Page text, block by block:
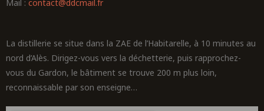
Mail : contact@ddcmail.fr
La distillerie se situe dans la ZAE de l’Habitarelle, à 10 minutes au
nord d’Alès. Dirigez-vous vers la déchetterie, puis rapprochez-
vous du Gardon, le bâtiment se trouve 200 m plus loin,
reconnaissable par son enseigne…